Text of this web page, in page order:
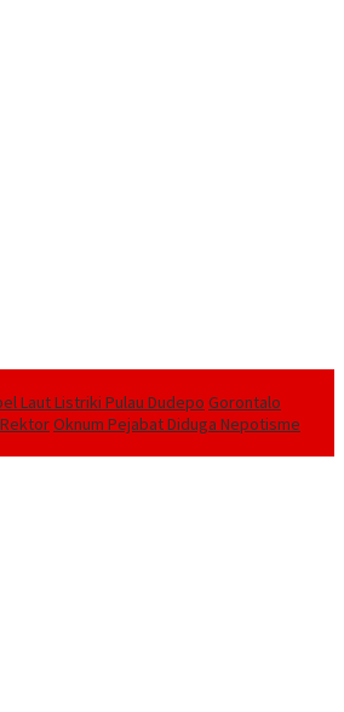
Laut Listriki Pulau Dudepo Gorontalo
Oknum Pejabat Diduga Nepotisme